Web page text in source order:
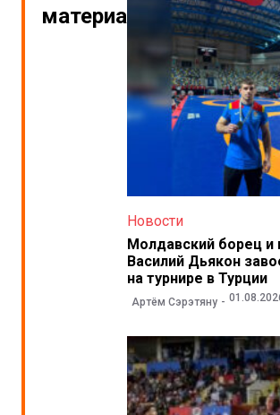
материалы
Новости
Молдавский борец и
Василий Дьякон
на турнире в Турции
Артём Сэрэтяну